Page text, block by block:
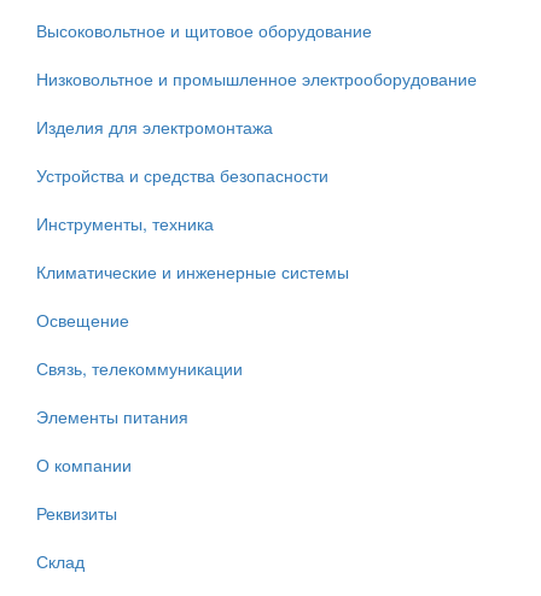
Высоковольтное и щитовое оборудование
Низковольтное и промышленное электрооборудование
Изделия для электромонтажа
Устройства и средства безопасности
Инструменты, техника
Климатические и инженерные системы
Освещение
Связь, телекоммуникации
Элементы питания
О компании
Реквизиты
Склад